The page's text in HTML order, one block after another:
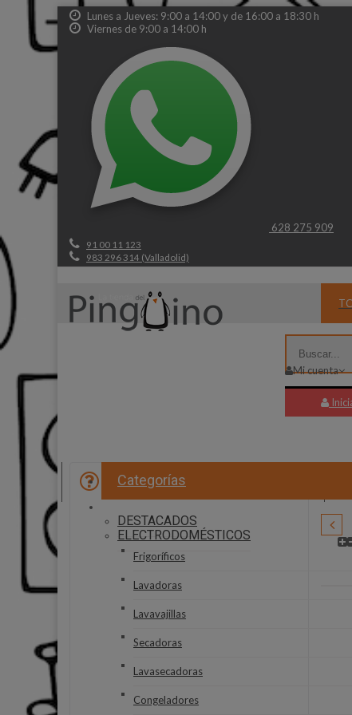
Lunes a Jueves: 9:00 a 14:00 y de 16:00 a 18:30 h
Viernes de 9:00 a 14:00 h
628 275 909
91 00 11 123
983 296 314 (Valladolid)
Mi cuenta
PREGUNTAS FRECUENTES
Categorías
DESTACADOS
ELECTRODOMÉSTICOS
Frigoríficos
Lavadoras
Lavavajillas
Secadoras
Lavasecadoras
Congeladores
HJM